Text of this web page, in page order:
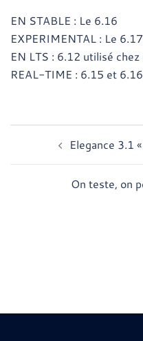
EN STABLE : Le 6.16
EXPERIMENTAL : Le 6.17
EN LTS : 6.12 utilisé chez
REAL-TIME : 6.15 et 6.16
Navigation
d’article Elegance 3.1
On teste, on